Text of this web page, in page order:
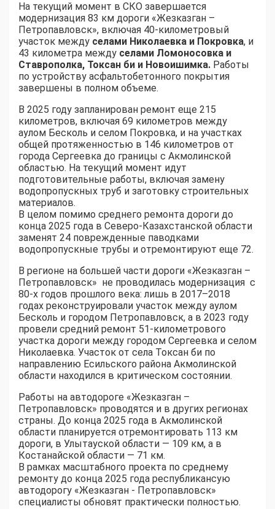
На текущий момент в СКО завершается
модернизация 83 км дороги «Жезказган –
Петропавловск», включая 40-километровый
участок между селами Николаевка и Покровка, и
43 километра между селами Ломоносовка и
Ставрополка, Токсан би и Новоишимка. Работы
по устройству асфальтобетонного покрытия
завершены в полном объеме.
В 2025 году запланирован ремонт еще 215
километров, включая 69 километров между
аулом Бесколь и селом Покровка, и на участках
общей протяженностью в 146 километров от
города Сергеевка до границы с Акмолинской
областью. На текущий момент идут
подготовительные работы, включая замену
водопропускных труб и заготовку строительных
материалов.
В целом помимо среднего ремонта дороги до
конца 2025 года в Северо-Казахстанской области
заменят 24 поврежденные паводками
водопропускные трубы и отремонтируют еще 72.
В регионе на большей части дороги «Жезказган –
Петропавловск» не проводилась модернизация с
80-х годов прошлого века: лишь в 2017–2018
годах реконструировали участок между аулом
Бесколь и городом Петропавловск, а в 2023 году
провели средний ремонт 51-километрового
участка дороги между городом Сергеевка и селом
Николаевка. Участок от села Токсан би по
направлению Есильского района Акмолинской
области находился в критическом состоянии.
Работы на автодороге «Жезказган –
Петропавловск» проводятся и в других регионах
страны. До конца 2025 года в Акмолинской
области планируется отремонтировать 113 км
дороги, в Улытауской области — 109 км, а в
Костанайской области — 71 км.
В рамках масштабного проекта по среднему
ремонту до конца 2025 года республикансую
автодорогу «Жезказган - Петропавловск»
специалисты обновят практически полностью.